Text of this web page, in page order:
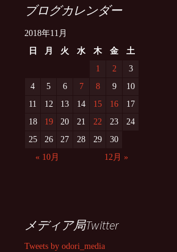
ブログカレンダー
2018年11月
日
月 火 水 木 金
土
1
2
3
4
5 6 7 8 9
10
11
12 13 14 15 16
17
18
19 20 21 22 23
24
25
26 27 28 29
30
« 10月
12月 »
メディア局Twitter
Tweets by odori_media